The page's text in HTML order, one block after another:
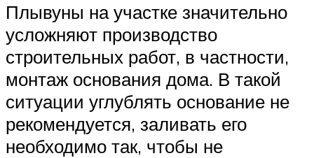
Плывуны на участке значительно
усложняют производство
строительных работ, в частности,
монтаж основания дома. В такой
ситуации углублять основание не
рекомендуется, заливать его
необходимо так, чтобы не